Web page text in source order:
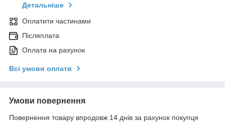
Детальніше
Оплатити частинами
Післяплата
Оплата на рахунок
Всі умови оплати
Умови повернення
Повернення товару впродовж 14 днів за рахунок покупця